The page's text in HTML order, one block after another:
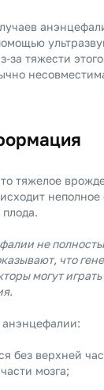
за тяжести
тяжелое
не
что
могут играть
анэнцефалии:
без верхней
мозга;